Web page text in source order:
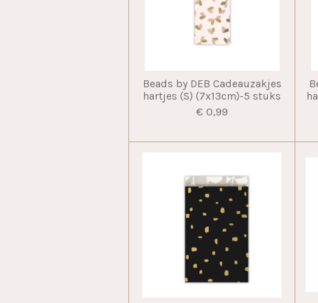
Beads by DEB Cadeauzakjes
hartjes (S) (7x13cm)-5 stuks
€ 0,99